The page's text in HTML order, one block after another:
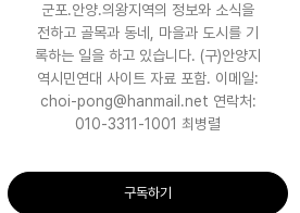
군포.안양.의왕지역의 정보와 소식을
전하고 골목과 동네, 마을과 도시를 기
록하는 일을 하고 있습니다. (구)안양지
역시민연대 사이트 자료 포함. 이메일:
choi-pong@hanmail.net 연락처:
010-3311-1001 최병렬
구독하기